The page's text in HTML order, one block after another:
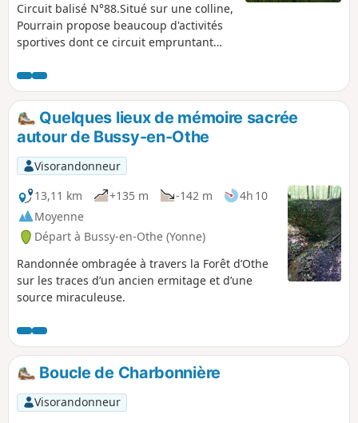
Circuit balisé N°88.Situé sur une colline,
Pourrain propose beaucoup d'activités
sportives dont ce circuit empruntant
cultures, vallées et plateaux parsemés
de sources. De très beaux points de vue
sur la Puisaye, la Forterre et l'Auxerrois
agrémentent cette sortie.
Quelques lieux de mémoire sacrée
autour de Bussy-en-Othe
Visorandonneur
13,11 km
+135 m -142 m
4h 10
Moyenne
Départ à Bussy-en-Othe (Yonne)
Randonnée ombragée à travers la Forêt d’Othe
sur les traces d’un ancien ermitage et d’une
source miraculeuse.
Boucle de Charbonnière
Visorandonneur